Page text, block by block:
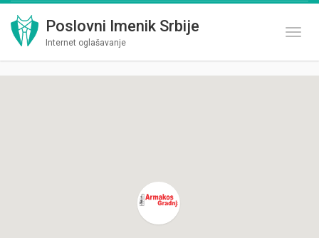
Poslovni Imenik Srbije
Internet oglašavanje